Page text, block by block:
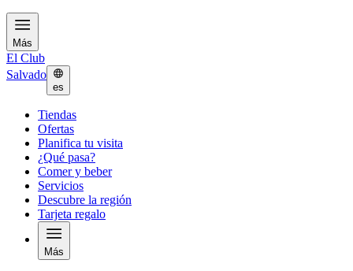
Más
El Club
Salvado
es
Tiendas
Ofertas
Planifica tu visita
¿Qué pasa?
Comer y beber
Servicios
Descubre la región
Tarjeta regalo
Más